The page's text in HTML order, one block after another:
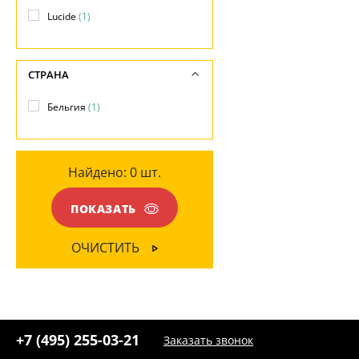
Серый
Матовый(1)
Lucide(1)
СТРАНА
Бельгия (1)
Найдено: 0 шт.
ПОКАЗАТЬ
ОЧИСТИТЬ
+7 (495) 255-03-21 Заказать звонок